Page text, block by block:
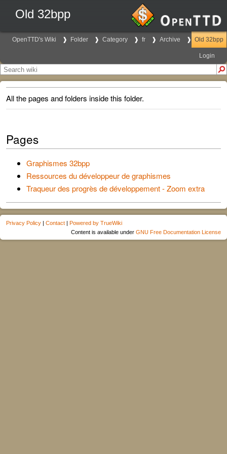
Old 32bpp
OpenTTD's Wiki Folder Category fr Archive Old 32bpp
Login
All the pages and folders inside this folder.
Pages
Graphismes 32bpp
Ressources du développeur de graphismes
Traqueur des progrès de développement - Zoom extra
Privacy Policy | Contact | Powered by TrueWiki
Content is available under GNU Free Documentation License